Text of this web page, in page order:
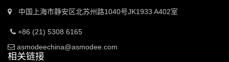
中国上海市静安区北苏州路1040号JK1933 A402室
+86 (21) 5308 6165
asmodeechina@asmodee.com
相关链接